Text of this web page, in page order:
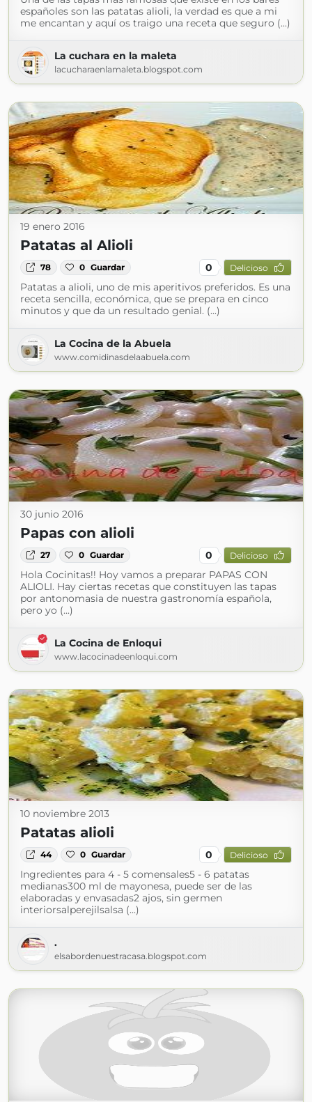
españoles son las patatas alioli, la verdad es que a mi
me encantan y aquí os traigo una receta que seguro (...)
La cuchara en la maleta
lacucharaenlamaleta.blogspot.com
19 enero 2016
Patatas al Alioli
78 0 Guardar 0 Delicioso
Patatas a alioli, uno de mis aperitivos preferidos. Es una
receta sencilla, económica, que se prepara en cinco
minutos y que da un resultado genial. (...)
La Cocina de la Abuela
www.comidinasdelaabuela.com
30 junio 2016
Papas con alioli
27 0 Guardar 0 Delicioso
Hola Cocinitas!! Hoy vamos a preparar PAPAS CON
ALIOLI. Hay ciertas recetas que constituyen las tapas
por antonomasia de nuestra gastronomía española,
pero yo (...)
La Cocina de Enloqui
www.lacocinadeenloqui.com
10 noviembre 2013
Patatas alioli
44 0 Guardar 0 Delicioso
Ingredientes para 4 - 5 comensales5 - 6 patatas
medianas300 ml de mayonesa, puede ser de las
elaboradas y envasadas2 ajos, sin germen
interiorsalperejilsalsa (...)
.
elsabordenuestracasa.blogspot.com